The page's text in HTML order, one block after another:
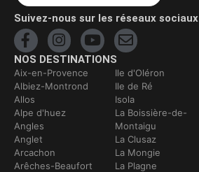
Suivez-nous sur les réseaux sociaux
NOS DESTINATIONS
Aix-en-Provence
Albiez-Montrond
Allos
Alpe d'huez
Angles
Anglet
Arcachon
Arêches-Beaufort
Ile d'Oléron
Ile de Ré
Isola
La Boissière-de-
Montaigu
La Clusaz
La Mongie
La Plagne